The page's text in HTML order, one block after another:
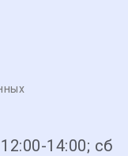
14:00; сб